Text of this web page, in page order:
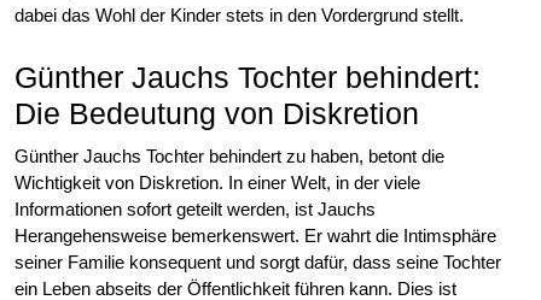
dabei das Wohl der Kinder stets in den Vordergrund stellt.
Günther Jauchs Tochter behindert:
Die Bedeutung von Diskretion
Günther Jauchs Tochter behindert zu haben, betont die
Wichtigkeit von Diskretion. In einer Welt, in der viele
Informationen sofort geteilt werden, ist Jauchs
Herangehensweise bemerkenswert. Er wahrt die Intimsphäre
seiner Familie konsequent und sorgt dafür, dass seine Tochter
ein Leben abseits der Öffentlichkeit führen kann. Dies ist